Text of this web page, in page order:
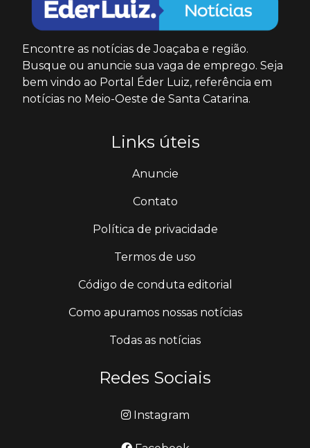
Encontre as notícias de Joaçaba e região.
Busque ou anuncie sua vaga de emprego. Seja
bem vindo ao Portal Éder Luiz, referência em
notícias no Meio-Oeste de Santa Catarina.
Links úteis
Anuncie
Contato
Política de privacidade
Termos de uso
Código de conduta editorial
Como apuramos nossas notícias
Todas as notícias
Redes Sociais
Instagram